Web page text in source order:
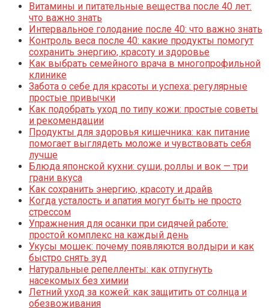
Витамины и питательные вещества после 40 лет:
что важно знать
Интервальное голодание после 40: что важно знать
Контроль веса после 40: какие продукты помогут
сохранить энергию, красоту и здоровье
Как выбрать семейного врача в многопрофильной
клинике
Забота о себе для красоты и успеха: регулярные
простые привычки
Как подобрать уход по типу кожи: простые советы
и рекомендации
Продукты для здоровья кишечника: как питание
помогает выглядеть моложе и чувствовать себя
лучше
Блюда японской кухни: суши, роллы и вок — три
грани вкуса
Как сохранить энергию, красоту и драйв
Когда усталость и апатия могут быть не просто
стрессом
Упражнения для осанки при сидячей работе:
простой комплекс на каждый день
Укусы мошек: почему появляются волдыри и как
быстро снять зуд
Натуральные репелленты: как отпугнуть
насекомых без химии
Летний уход за кожей: как защитить от солнца и
обезвоживания